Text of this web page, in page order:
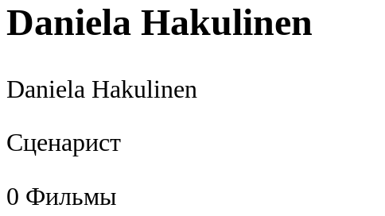
Daniela Hakulinen
Daniela Hakulinen
Сценарист
0 Фильмы